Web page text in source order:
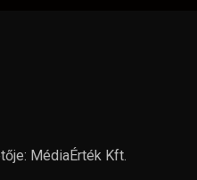
MédiaÉrték Kft.